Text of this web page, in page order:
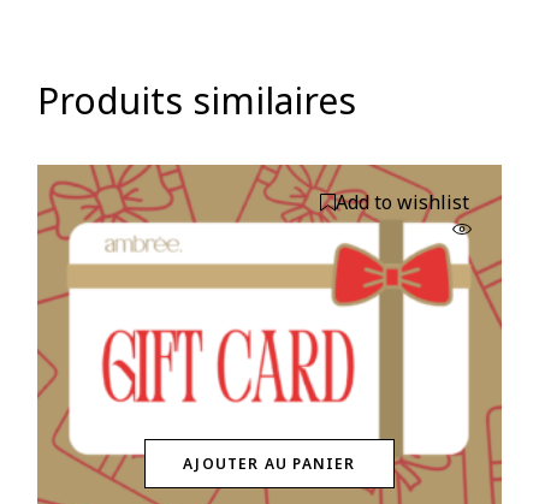
Produits similaires
AJOUTER AU PANIER
Add to wishlist